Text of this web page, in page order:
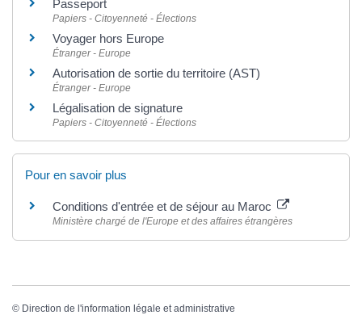
Passeport
Papiers - Citoyenneté - Élections
Voyager hors Europe
Étranger - Europe
Autorisation de sortie du territoire (AST)
Étranger - Europe
Légalisation de signature
Papiers - Citoyenneté - Élections
Pour en savoir plus
Conditions d'entrée et de séjour au Maroc
Ministère chargé de l'Europe et des affaires étrangères
© Direction de l'information légale et administrative